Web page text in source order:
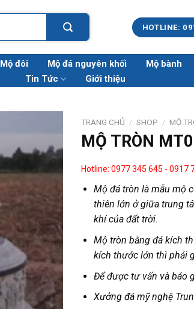
HOTLINE:
Mộ đôi Mộ đá nguyên khối Mộ bành
Tin Tức
Giới thiệu
TRANG CHỦ / SHOP / MỘ
MỘ TRÒN
Hotline: 0977 345 645 - 0917
Mộ đá tròn là mẫu mộ
thiên lớn ở giữa trung
khí của đất trời.
Mộ tròn bằng đá kích
kích thước lớn thì phải
Để được tư vấn và báo
Xưởng đá mỹ nghệ